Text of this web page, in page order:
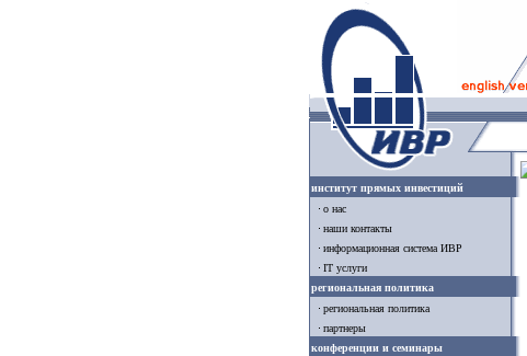
институт прямых инвестиций
о нас
наши контакты
информационная система ИВР
IT услуги
региональная политика
региональная политика
партнеры
конференции и семинары